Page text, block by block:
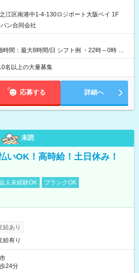
江区南港中1-4-130ロジポート大阪ベイ 1F
ン合同会社
間：最大8時間/日 シフト例 ・22時～0時 入
フトをご確認の上、申請してください。
名以上の大量募集
応募する 詳細へ
未読
いOK！高時給！土日休み！
人未経験OK
ブランクOK
給あり
給有り
24分